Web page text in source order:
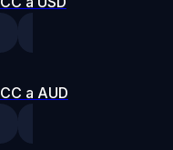
CC a AUD